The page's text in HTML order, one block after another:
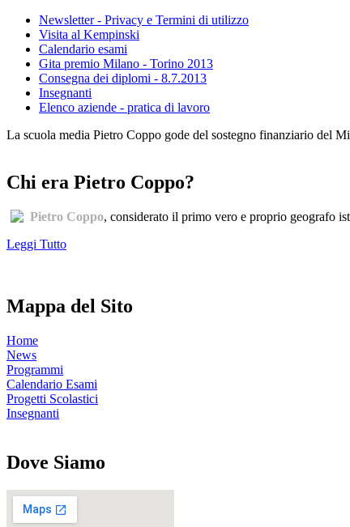
Newsletter - Privacy e Termini di utilizzo
Visita al Kempinski
Calendario esami
Gita premio Milano - Torino 2013
Consegna dei diplomi - 8.7.2013
Insegnanti
Elenco aziende - pratica di lavoro
La scuola media Pietro Coppo gode del sostegno finanziario del
Chi era Pietro Coppo?
Pietro Coppo, considerato il primo vero e proprio geografo
Leggi Tutto
Mappa del Sito
Home
News
Programmi
Calendario Esami
Progetti Scolastici
Insegnanti
Dove Siamo